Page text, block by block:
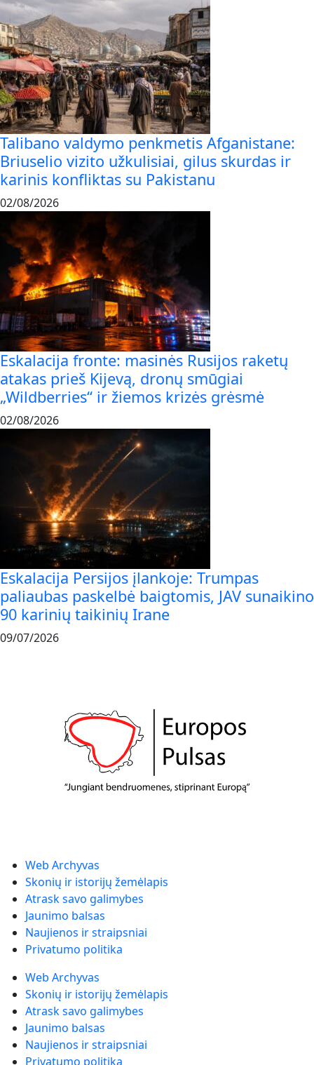
Talibano valdymo penkmetis Afganistane:
Briuselio vizito užkulisiai, gilus skurdas ir
karinis konfliktas su Pakistanu
02/08/2026
Eskalacija fronte: masinės Rusijos raketų
atakas prieš Kijevą, dronų smūgiai
„Wildberries“ ir žiemos krizės grėsmė
02/08/2026
Eskalacija Persijos įlankoje: Trumpas
paliaubas paskelbė baigtomis, JAV sunaikino
90 karinių taikinių Irane
09/07/2026
Web Archyvas
Skonių ir istorijų žemėlapis
Atrask savo galimybes
Jaunimo balsas
Naujienos ir straipsniai
Privatumo politika
Web Archyvas
Skonių ir istorijų žemėlapis
Atrask savo galimybes
Jaunimo balsas
Naujienos ir straipsniai
Privatumo politika